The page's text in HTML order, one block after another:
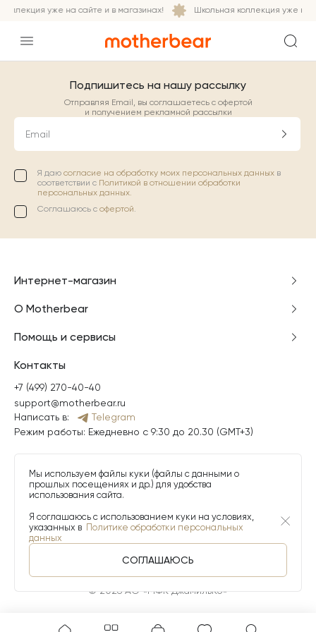
уже на сайте и в магазинах! Школьная коллекция уже на
Подпишитесь на нашу рассылку
Отправляя Email, вы соглашаетесь с офертой
и получением рекламной рассылки
Email
Я даю согласие на обработку моих персональных данных в
соответствии с Политикой в отношении обработки
персональных данных.
Соглашаюсь с офертой.
Интернет-магазин
О Motherbear
Помощь и сервисы
Контакты
+7 (499) 270-40-40
support@motherbear.ru
Написать в:
Telegram
Режим работы: Ежедневно с 9:30 до 20.30 (GMT+3)
© 2026 АО «МФК ДжамильКо»
Мы используем файлы куки (файлы с данными о
прошлых посещениях и др.) для удобства
использования сайта.
Я соглашаюсь с использованием куки на условиях,
указанных в Политике обработки персональных
данных
СОГЛАШАЮСЬ